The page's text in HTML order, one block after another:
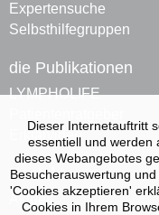
Expertensuche
Selbsthilfegruppen
die Publikationen
LYMPHOLIFE
Erklärvideo
Kontakt
Aktuell
Dieser Internetauftritt
essentiell und werden
dieses Webangebotes
Besucherauswertung
'Cookies akzeptieren'
Cookies in Ihrem